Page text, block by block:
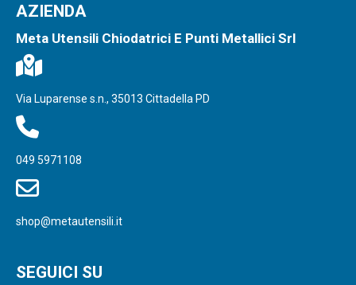
AZIENDA
Meta Utensili Chiodatrici E Punti Metallici Srl
Via Luparense s.n., 35013 Cittadella PD
049 5971108
shop@metautensili.it
SEGUICI SU